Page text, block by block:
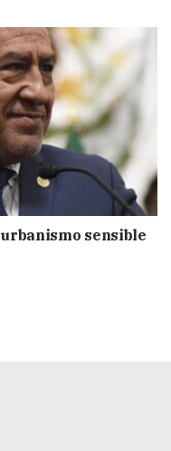
urbanismo sensible